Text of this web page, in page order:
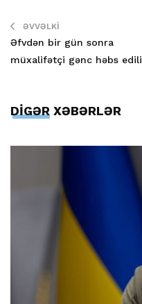
ƏVVƏLKI
Əfvdən bir gün sonra
müxalifətçi gənc həbs edili
DİGƏR XƏBƏRLƏR